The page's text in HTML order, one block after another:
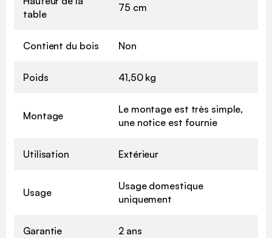
table
75 cm
Contient du bois Non
Poids 41,50 kg
Montage
Le montage est très simple,
une notice est fournie
Utilisation Extérieur
Usage
Usage domestique
uniquement
Garantie 2 ans